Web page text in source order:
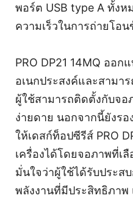
พอร์ต USB type A ทั้งห
ความเร็วในการถ่ายโอ
PRO DP21 14MQ ออก
อเนกประสงค์และสามา
ผู้ใช้สามารถติดตั้งกับจอ
ง่ายดาย นอกจากนี้ยังรอ
ให้เดสก์ท็อปซีรีส์ PRO
เครื่องได้โดยจอภาพที่เ
มั่นใจว่าผู้ใช้ได้รับประส
พลังงานที่มีประสิทธิภา